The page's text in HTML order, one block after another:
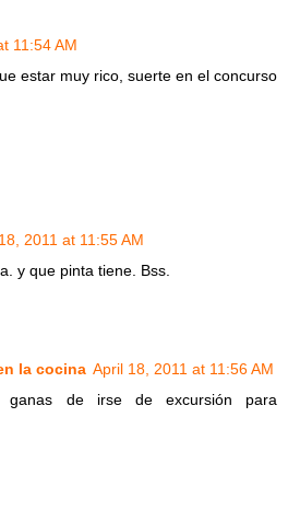
11:54 AM
estar muy rico, suerte en el concurso
2011 at 11:55 AM
y que pinta tiene. Bss.
la cocina April 18, 2011 at 11:56 AM
ganas de irse de excursión para